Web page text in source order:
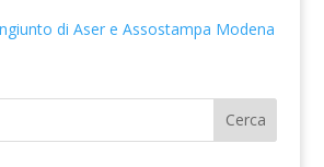
di Aser e Assostampa Modena
Cerca